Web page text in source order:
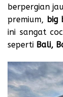
berpergian
premium, big
ini sangat
seperti Bali,